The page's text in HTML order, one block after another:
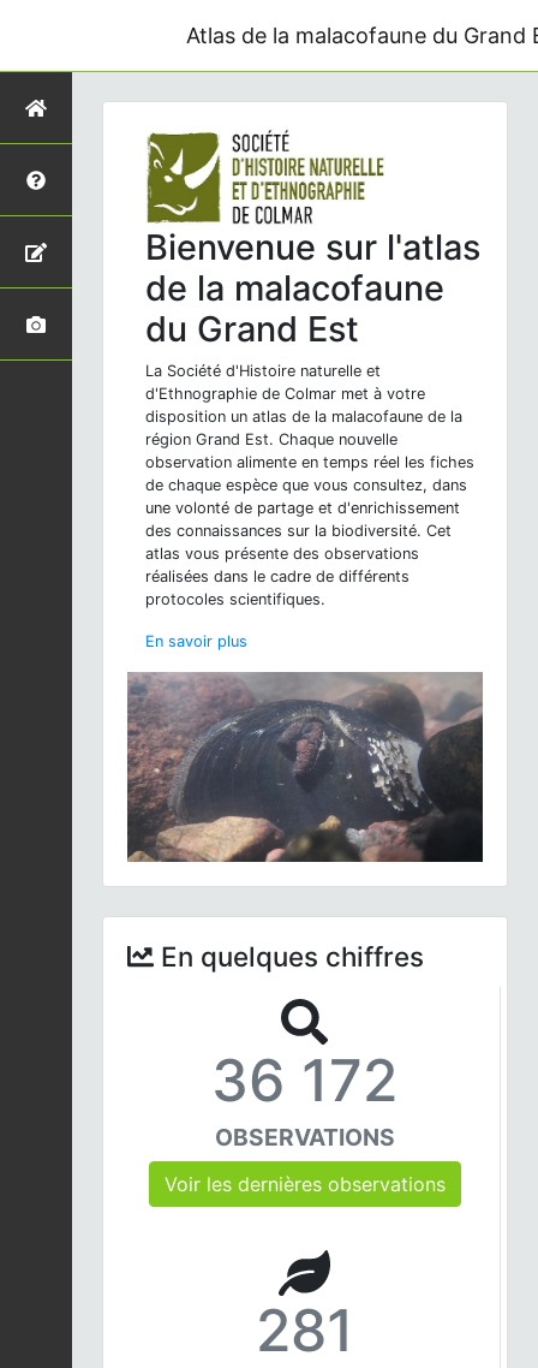
Atlas de la malacofaune du Grand
Bienvenue sur l'atlas
de la malacofaune
du Grand Est
La Société d'Histoire naturelle et
d'Ethnographie de Colmar met à votre
disposition un atlas de la malacofaune de la
région Grand Est. Chaque nouvelle
observation alimente en temps réel les fiches
de chaque espèce que vous consultez, dans
une volonté de partage et d'enrichissement
des connaissances sur la biodiversité. Cet
atlas vous présente des observations
réalisées dans le cadre de différents
protocoles scientifiques.
En savoir plus
En quelques chiffres
36 172
OBSERVATIONS
Voir les dernières observations
281